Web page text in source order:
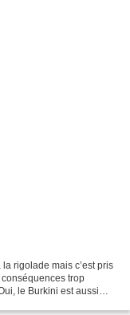
rigolade mais c’est pris
trop
le Burkini est aussi